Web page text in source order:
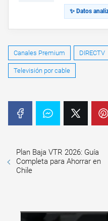
✨ Datos
Canales Premium DIRECTV
Televisión por cable
Plan Baja VTR 2026: Guía
Completa para Ahorrar en
Chile